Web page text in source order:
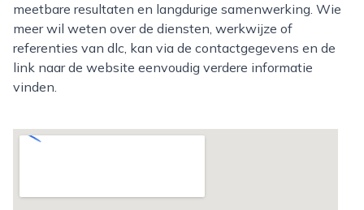
meetbare resultaten en langdurige samenwerking. Wie
meer wil weten over de diensten, werkwijze of
referenties van dlc, kan via de contactgegevens en de
link naar de website eenvoudig verdere informatie
vinden.